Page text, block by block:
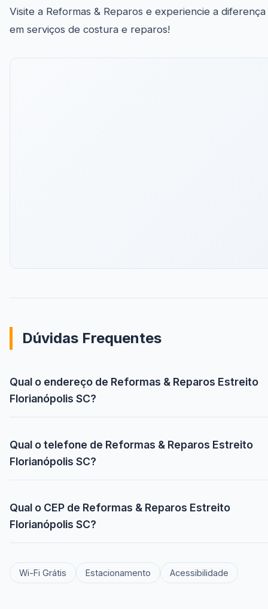
Visite a Reformas & Reparos e experiencie a diferença
em serviços de costura e reparos!
Dúvidas Frequentes
Qual o endereço de Reformas & Reparos Estreito
Florianópolis SC?
Qual o telefone de Reformas & Reparos Estreito
Florianópolis SC?
Qual o CEP de Reformas & Reparos Estreito
Florianópolis SC?
Wi-Fi Grátis Estacionamento Acessibilidade